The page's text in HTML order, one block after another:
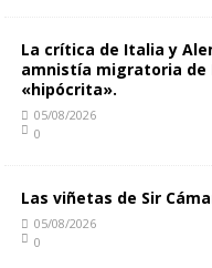
La crítica de Italia y
amnistía migratoria de
«hipócrita».
05/08/2026
0
Las viñetas de Sir
05/08/2026
0